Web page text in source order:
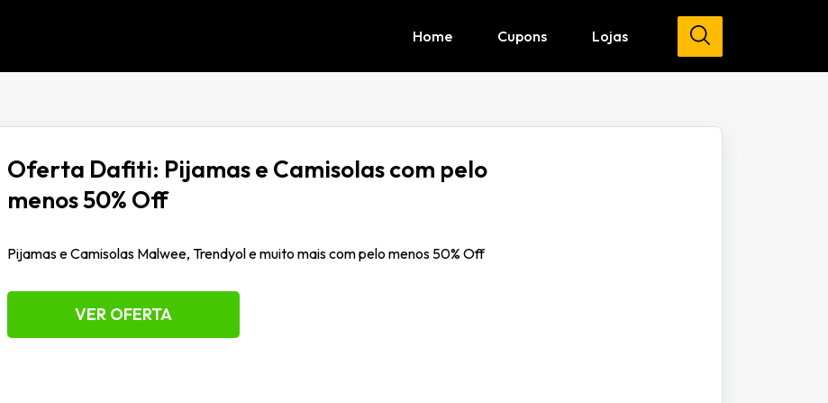
Home Cupons Lojas
Oferta Dafiti: Pijamas e Camisolas com pelo
menos 50% Off
Pijamas e Camisolas Malwee, Trendyol e muito mais com pelo menos 50% Off
VER OFERTA